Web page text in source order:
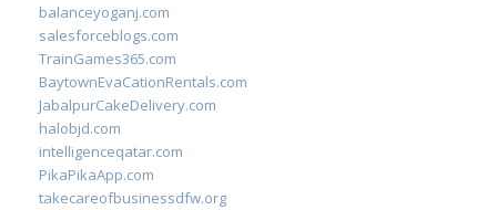
balanceyoganj.com
salesforceblogs.com
TrainGames365.com
BaytownEvaCationRentals.com
JabalpurCakeDelivery.com
halobjd.com
intelligenceqatar.com
PikaPikaApp.com
takecareofbusinessdfw.org